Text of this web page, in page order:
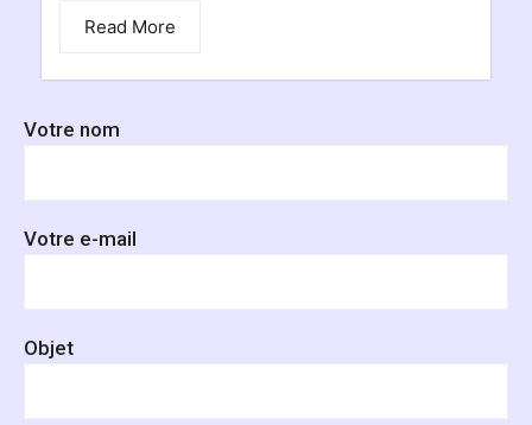
Read More
Votre nom
Votre e-mail
Objet